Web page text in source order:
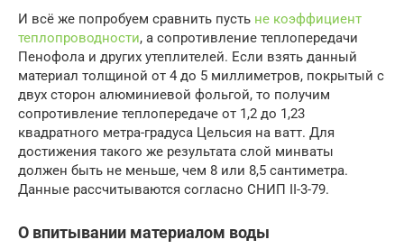
И всё же попробуем сравнить пусть не коэффициент
теплопроводности, а сопротивление теплопередачи
Пенофола и других утеплителей. Если взять данный
материал толщиной от 4 до 5 миллиметров, покрытый с
двух сторон алюминиевой фольгой, то получим
сопротивление теплопередаче от 1,2 до 1,23
квадратного метра-градуса Цельсия на ватт. Для
достижения такого же результата слой минваты
должен быть не меньше, чем 8 или 8,5 сантиметра.
Данные рассчитываются согласно СНИП II-3-79.
О впитывании материалом воды